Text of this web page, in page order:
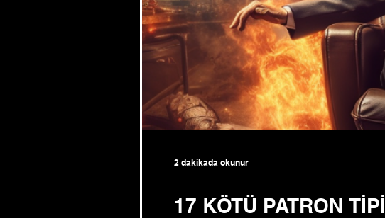
17 KÖTÜ PATRON TİPİ
2 dakikada okunur